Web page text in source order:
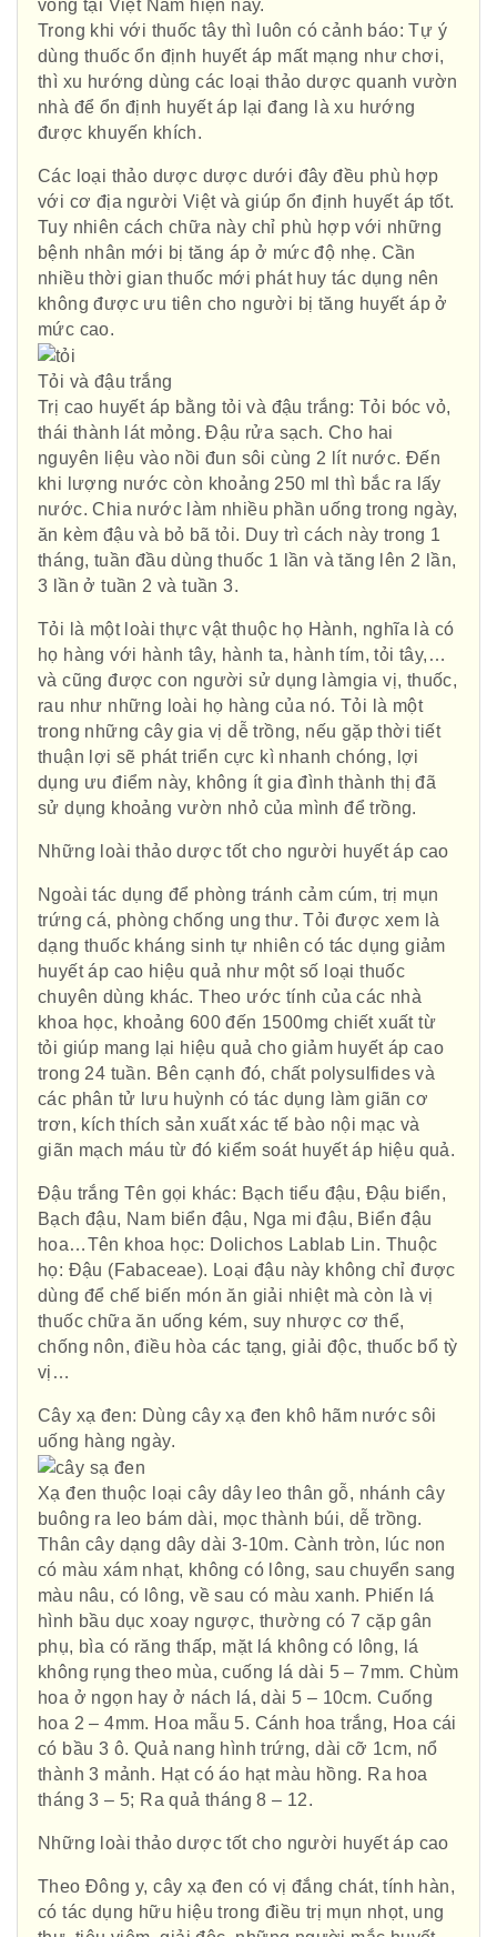
vong tại Việt Nam hiện nay.
Trong khi với thuốc tây thì luôn có cảnh báo: Tự ý
dùng thuốc ổn định huyết áp mất mạng như chơi,
thì xu hướng dùng các loại thảo dược quanh vườn
nhà để ổn định huyết áp lại đang là xu hướng
được khuyến khích.
Các loại thảo dược dược dưới đây đều phù hợp
với cơ địa người Việt và giúp ổn định huyết áp tốt.
Tuy nhiên cách chữa này chỉ phù hợp với những
bệnh nhân mới bị tăng áp ở mức độ nhẹ. Cần
nhiều thời gian thuốc mới phát huy tác dụng nên
không được ưu tiên cho người bị tăng huyết áp ở
mức cao.
Tỏi và đậu trắng
Trị cao huyết áp bằng tỏi và đậu trắng: Tỏi bóc vỏ,
thái thành lát mỏng. Đậu rửa sạch. Cho hai
nguyên liệu vào nồi đun sôi cùng 2 lít nước. Đến
khi lượng nước còn khoảng 250 ml thì bắc ra lấy
nước. Chia nước làm nhiều phần uống trong ngày,
ăn kèm đậu và bỏ bã tỏi. Duy trì cách này trong 1
tháng, tuần đầu dùng thuốc 1 lần và tăng lên 2 lần,
3 lần ở tuần 2 và tuần 3.
Tỏi là một loài thực vật thuộc họ Hành, nghĩa là có
họ hàng với hành tây, hành ta, hành tím, tỏi tây,…
và cũng được con người sử dụng làmgia vị, thuốc,
rau như những loài họ hàng của nó. Tỏi là một
trong những cây gia vị dễ trồng, nếu gặp thời tiết
thuận lợi sẽ phát triển cực kì nhanh chóng, lợi
dụng ưu điểm này, không ít gia đình thành thị đã
sử dụng khoảng vườn nhỏ của mình để trồng.
Những loài thảo dược tốt cho người huyết áp cao
Ngoài tác dụng để phòng tránh cảm cúm, trị mụn
trứng cá, phòng chống ung thư. Tỏi được xem là
dạng thuốc kháng sinh tự nhiên có tác dụng giảm
huyết áp cao hiệu quả như một số loại thuốc
chuyên dùng khác. Theo ước tính của các nhà
khoa học, khoảng 600 đến 1500mg chiết xuất từ
tỏi giúp mang lại hiệu quả cho giảm huyết áp cao
trong 24 tuần. Bên cạnh đó, chất polysulfides và
các phân tử lưu huỳnh có tác dụng làm giãn cơ
trơn, kích thích sản xuất xác tế bào nội mạc và
giãn mạch máu từ đó kiểm soát huyết áp hiệu quả.
Đậu trắng Tên gọi khác: Bạch tiểu đậu, Đậu biển,
Bạch đậu, Nam biển đậu, Nga mi đậu, Biển đậu
hoa…Tên khoa học: Dolichos Lablab Lin. Thuộc
họ: Đậu (Fabaceae). Loại đậu này không chỉ được
dùng để chế biến món ăn giải nhiệt mà còn là vị
thuốc chữa ăn uống kém, suy nhược cơ thể,
chống nôn, điều hòa các tạng, giải độc, thuốc bổ tỳ
vị…
Cây xạ đen: Dùng cây xạ đen khô hãm nước sôi
uống hàng ngày.
Xạ đen thuộc loại cây dây leo thân gỗ, nhánh cây
buông ra leo bám dài, mọc thành búi, dễ trồng.
Thân cây dạng dây dài 3-10m. Cành tròn, lúc non
có màu xám nhạt, không có lông, sau chuyển sang
màu nâu, có lông, về sau có màu xanh. Phiến lá
hình bầu dục xoay ngược, thường có 7 cặp gân
phụ, bìa có răng thấp, mặt lá không có lông, lá
không rụng theo mùa, cuống lá dài 5 – 7mm. Chùm
hoa ở ngọn hay ở nách lá, dài 5 – 10cm. Cuống
hoa 2 – 4mm. Hoa mẫu 5. Cánh hoa trắng, Hoa cái
có bầu 3 ô. Quả nang hình trứng, dài cỡ 1cm, nổ
thành 3 mảnh. Hạt có áo hạt màu hồng. Ra hoa
tháng 3 – 5; Ra quả tháng 8 – 12.
Những loài thảo dược tốt cho người huyết áp cao
Theo Đông y, cây xạ đen có vị đắng chát, tính hàn,
có tác dụng hữu hiệu trong điều trị mụn nhọt, ung